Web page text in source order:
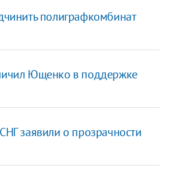
полиграфкомбинат
Ющенко в поддержке
заявили о прозрачности